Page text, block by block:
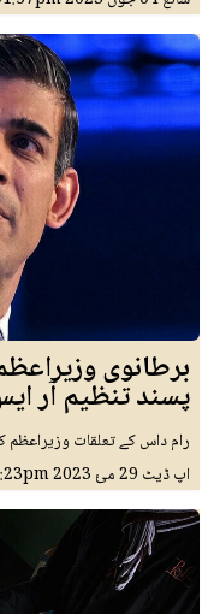
برطانوی
پسند تنظیم آر
رام داس کے تعلقات
اپ ڈیٹ 29 مئ 2023